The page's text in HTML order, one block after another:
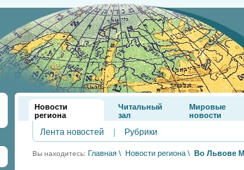
Новости
региона
Читальный
зал
Мировые
новости
Лента новостей Рубрики
Вы находитесь: Главная \ Новости региона \ Во Львове